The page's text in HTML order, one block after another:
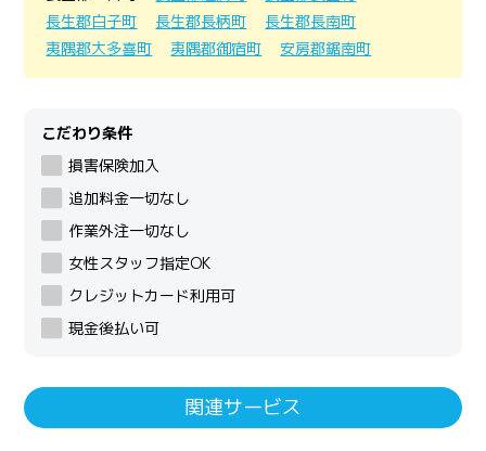
長生郡白子町
長生郡長柄町
長生郡長南町
夷隅郡大多喜町
夷隅郡御宿町 安房郡鋸南町
こだわり条件
損害保険加入
追加料金一切なし
作業外注一切なし
女性スタッフ指定OK
クレジットカード利用可
現金後払い可
関連サービス